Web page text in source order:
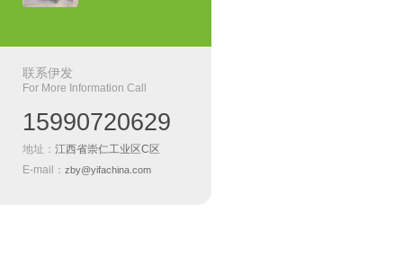
联系伊发
For More Information Call
15990720629
地址： 江西省崇仁工业区C区
E-mail： zby@yifachina.com